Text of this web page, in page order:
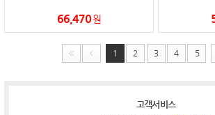
66,470원
1 2 3 4 5
고객서비스